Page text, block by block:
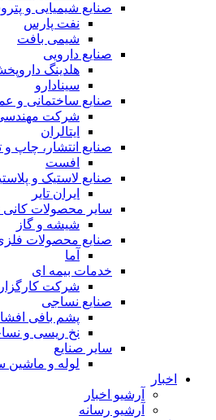
صنایع شیمیایی و
نفت پارس
شیمی بافت
صنایع دارویی
هلدینگ
سینادارو
صنایع ساختمانی و
شرکت
ایتالران
صنایع انتشار، چاپ و
افست
صنایع لاستیک و
ایران تایر
ساير محصولات كانی
شیشه و گاز
صنایع محصولات
آما
خدمات بیمه ای
شرکت
صنایع نساجی
پشم بافی
نخ ریسی و
سایر صنایع
لوله و ماشین
اخبار
آرشیو اخبار
آرشیو رسانه